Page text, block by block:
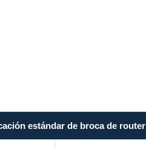
estándar de broca de router